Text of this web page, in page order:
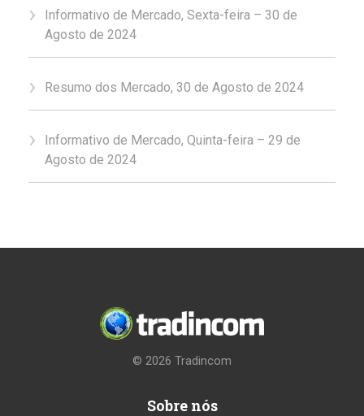
Informativo de Mercado, Sexta-feira – 30 de
Agosto de 2024
Resumo dos Mercado, 30 de Agosto de 2024
Informativo de Mercado, Quinta-feira – 29 de
Agosto de 2024
© 2026 Tradincom
Sobre nós